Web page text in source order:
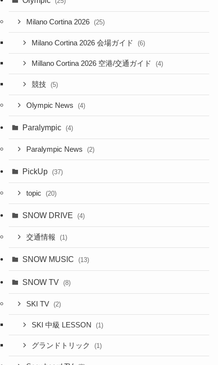
Milano Cortina 2026 (25)
Milano Cortina 2026 会場ガイド (6)
Millano Cortina 2026 空港/交通ガイド (4)
競技 (5)
Olympic News (4)
Paralympic (4)
Paralympic News (2)
PickUp (37)
topic (20)
SNOW DRIVE (4)
交通情報 (1)
SNOW MUSIC (13)
SNOW TV (8)
SKI TV (2)
SKI 中級 LESSON (1)
グランドトリック (1)